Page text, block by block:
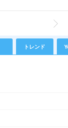
トレンド